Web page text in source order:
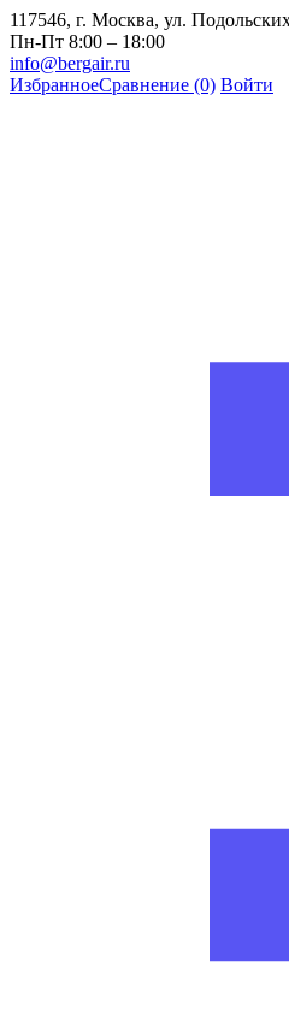
117546, г. Москва, ул.
Пн-Пт 8:00 – 18:00
info@bergair.ru
ИзбранноеСравнение (0) Войти